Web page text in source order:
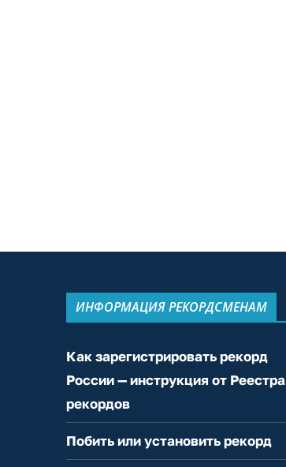
ИНФОРМАЦИЯ РЕКОРДСМЕНАМ
Как зарегистрировать рекорд
России — инструкция от Реестра
рекордов
Побить или установить рекорд